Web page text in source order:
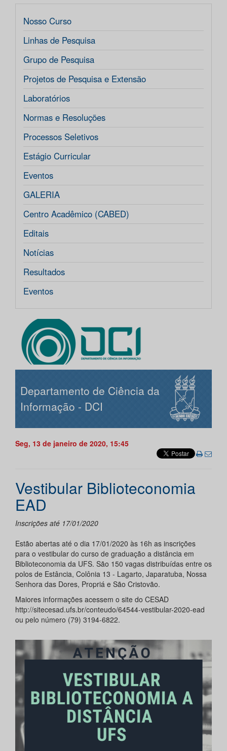
Nosso Curso
Linhas de Pesquisa
Grupo de Pesquisa
Projetos de Pesquisa e Extensão
Laboratórios
Normas e Resoluções
Processos Seletivos
Estágio Curricular
Eventos
GALERIA
Centro Acadêmico (CABED)
Editais
Notícias
Resultados
Eventos
Departamento de Ciência da
Informação - DCI
Seg, 13 de janeiro de 2020, 15:45
Vestibular Biblioteconomia
EAD
Inscrições até 17/01/2020
Estão abertas até o dia 17/01/2020 às 16h as inscrições
para o vestibular do curso de graduação a distância em
Biblioteconomia da UFS. São 150 vagas distribuídas entre os
polos de Estância, Colônia 13 - Lagarto, Japaratuba, Nossa
Senhora das Dores, Propriá e São Cristovão.
Maiores informações acessem o site do CESAD
http://sitecesad.ufs.br/conteudo/64544-vestibular-2020-ead
ou pelo número (79) 3194-6822.